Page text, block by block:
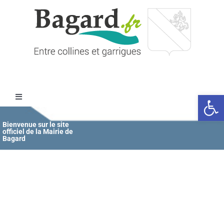
Ouvrir
Toggle
Navigation
Accueil
Bienvenue sur le site
officiel de la Mairie de
Bagard